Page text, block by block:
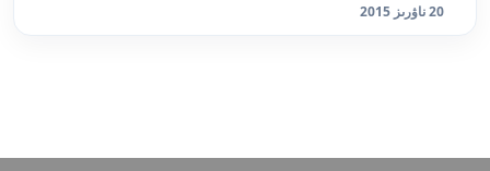
20 ناۋرىز 2015